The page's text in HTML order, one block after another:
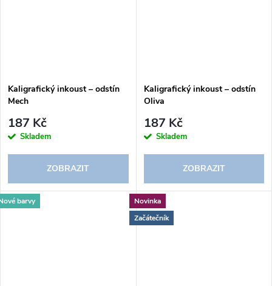
Kaligrafický inkoust – odstín
Mech
187 Kč
Skladem
ZOBRAZIT
Kaligrafický inkoust – odstín
Oliva
187 Kč
Skladem
ZOBRAZIT
barvy
Novinka
Začátečník